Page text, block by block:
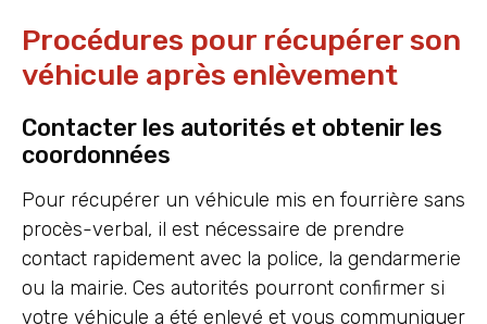
Procédures pour récupérer son
véhicule après enlèvement
Contacter les autorités et obtenir les
coordonnées
Pour récupérer un véhicule mis en fourrière sans
procès-verbal, il est nécessaire de prendre
contact rapidement avec la police, la gendarmerie
ou la mairie. Ces autorités pourront confirmer si
votre véhicule a été enlevé et vous communiquer